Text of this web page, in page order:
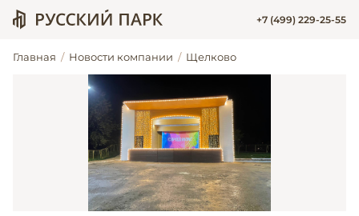
+7 (499) 229-25-55
Главная Новости компании Щелково